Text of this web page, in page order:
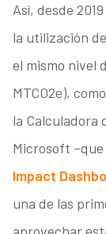
Así, desde
la utilización
el mismo nivel
MTCO2e),
la Calculadora
Microsoft
Impact
una de las